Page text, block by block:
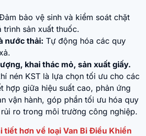
bảo vệ sinh và kiểm soát chặt
trình sản xuất thuốc.
nước thải: Tự động hóa các quy
khai thác mỏ, sản xuất giấy.
nén KST là lựa chọn tối ưu cho các
hợp giữa hiệu suất cao, phản ứng
vận hành, góp phần tối ưu hóa quy
ro trong môi trường công nghiệp.
hơn về loại Van Bi Điều Khiển